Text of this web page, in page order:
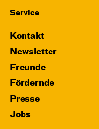
Service
Kontakt
Newsletter
Freunde
Fördernde
Presse
Jobs